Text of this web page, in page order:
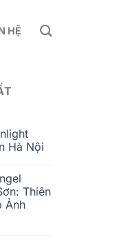
HỆ
Hà Nội
Thiên
Ảnh